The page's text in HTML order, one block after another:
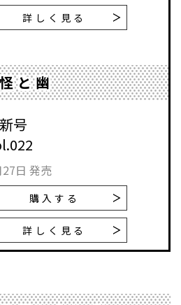
詳しく見る
怪と幽
号
日 発売
購入する
詳しく見る